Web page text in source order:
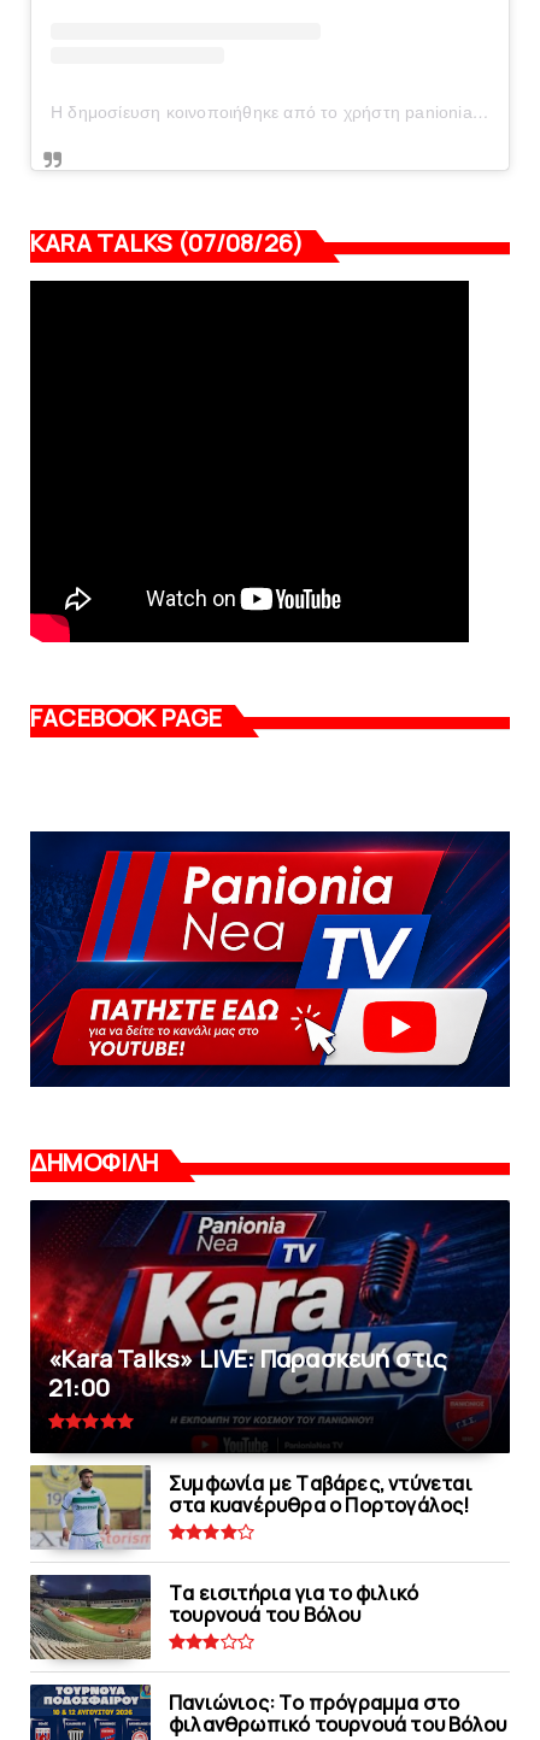
Η δημοσίευση κοινοποιήθηκε από το χρήστη panionianea.gr (@panionianea.gr)
KARA TALKS (07/08/26)
FACEBOOK PAGE
ΔΗΜΟΦΙΛΗ
«Kara Talks» LIVE: Παρασκευή στις
21:00
Συμφωνία με Tαβάρες, ντύνεται
στα κυανέρυθρα ο Πορτογάλος!
Tα εισιτήρια για το φιλικό
τουρνουά του Bόλου
Πανιώνιoς: Tο πρόγραμμα στο
φιλανθρωπικό τουρνουά του Bόλου